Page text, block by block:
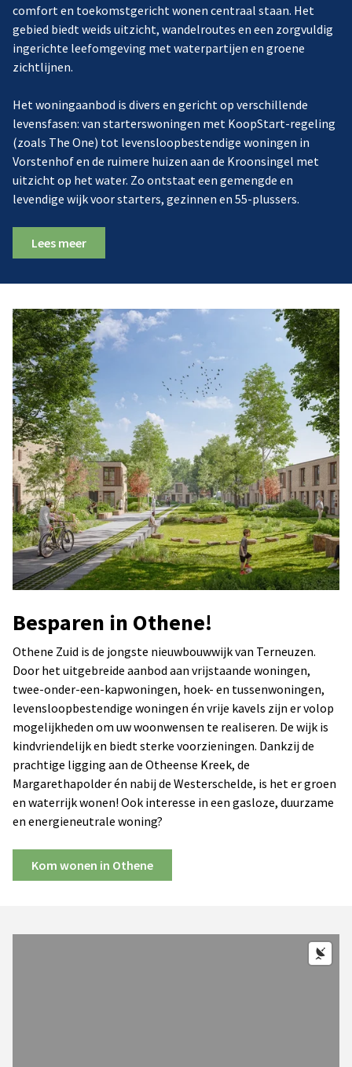
comfort en toekomstgericht wonen centraal staan. Het
gebied biedt weids uitzicht, wandelroutes en een zorgvuldig
ingerichte leefomgeving met waterpartijen en groene
zichtlijnen.
Het woningaanbod is divers en gericht op verschillende
levensfasen: van starterswoningen met KoopStart-regeling
(zoals The One) tot levensloopbestendige woningen in
Vorstenhof en de ruimere huizen aan de Kroonsingel met
uitzicht op het water. Zo ontstaat een gemengde en
levendige wijk voor starters, gezinnen en 55-plussers.
Lees meer
Besparen in Othene!
Othene Zuid is de jongste nieuwbouwwijk van Terneuzen.
Door het uitgebreide aanbod aan vrijstaande woningen,
twee-onder-een-kapwoningen, hoek- en tussenwoningen,
levensloopbestendige woningen én vrije kavels zijn er volop
mogelijkheden om uw woonwensen te realiseren. De wijk is
kindvriendelijk en biedt sterke voorzieningen. Dankzij de
prachtige ligging aan de Otheense Kreek, de
Margarethapolder én nabij de Westerschelde, is het er groen
en waterrijk wonen! Ook interesse in een gasloze, duurzame
en energieneutrale woning?
Kom wonen in Othene